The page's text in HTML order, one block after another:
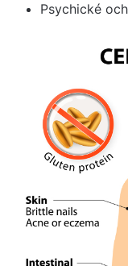
Psychické